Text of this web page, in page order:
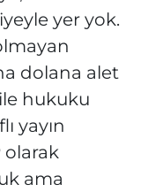
yer yok.
dolana alet
hukuku
yayın
olarak
ama